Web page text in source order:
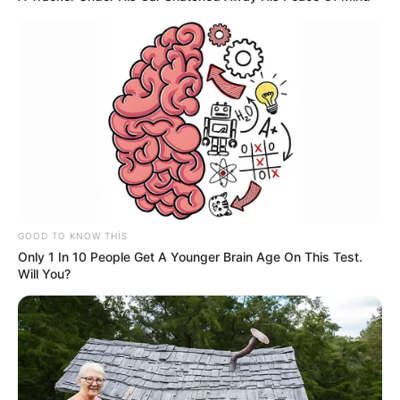
Turistlər Azərbaycanda ən çox nədən
narazıdırlar?- ARAŞDIRMA
18:29 / 05 Avqust 2026 CƏMİYYƏT
Sərnişinin əlavə 1 manat 20 qəpik xərcini
metropoliten ödəyəcək? -VİDEO
GOOD TO KNOW THIS
Only 1 In 10 People Get A Younger Brain Age On This Test.
Will You?